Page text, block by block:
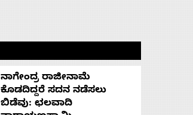
ನಾಗೇಂದ್ರ ರಾಜೀನಾಮೆ
ಕೊಡದಿದ್ದರೆ ಸದನ ನಡೆಸಲು
ಬಿಡೆವು: ಛಲವಾದಿ